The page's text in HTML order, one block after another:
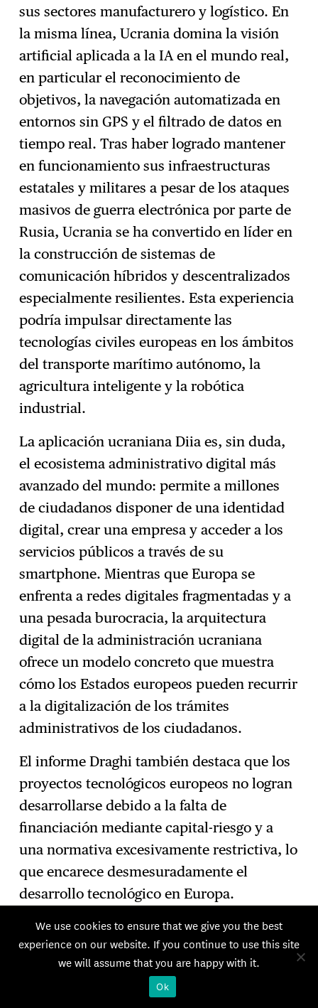
sus sectores manufacturero y logístico. En
la misma línea, Ucrania domina la visión
artificial aplicada a la IA en el mundo real,
en particular el reconocimiento de
objetivos, la navegación automatizada en
entornos sin GPS y el filtrado de datos en
tiempo real. Tras haber logrado mantener
en funcionamiento sus infraestructuras
estatales y militares a pesar de los ataques
masivos de guerra electrónica por parte de
Rusia, Ucrania se ha convertido en líder en
la construcción de sistemas de
comunicación híbridos y descentralizados
especialmente resilientes. Esta experiencia
podría impulsar directamente las
tecnologías civiles europeas en los ámbitos
del transporte marítimo autónomo, la
agricultura inteligente y la robótica
industrial.
La aplicación ucraniana Diia es, sin duda,
el ecosistema administrativo digital más
avanzado del mundo: permite a millones
de ciudadanos disponer de una identidad
digital, crear una empresa y acceder a los
servicios públicos a través de su
smartphone. Mientras que Europa se
enfrenta a redes digitales fragmentadas y a
una pesada burocracia, la arquitectura
digital de la administración ucraniana
ofrece un modelo concreto que muestra
cómo los Estados europeos pueden recurrir
a la digitalización de los trámites
administrativos de los ciudadanos.
El informe Draghi también destaca que los
proyectos tecnológicos europeos no logran
desarrollarse debido a la falta de
financiación mediante capital-riesgo y a
una normativa excesivamente restrictiva, lo
que encarece desmesuradamente el
desarrollo tecnológico en Europa.
Por el contrario, los ciclos de innovación
ucranianos son flexibles: las empresas
ucranianas se especializan en la creación
de configuraciones de software y hardware
We use cookies to ensure that we give you the best
experience on our website. If you continue to use this site
we will assume that you are happy with it.
Ok